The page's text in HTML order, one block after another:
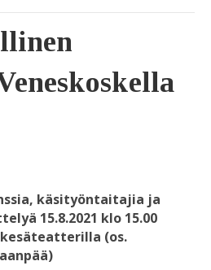
käsityöntaitajia ja
15.8.2021 klo 15.00
(os.